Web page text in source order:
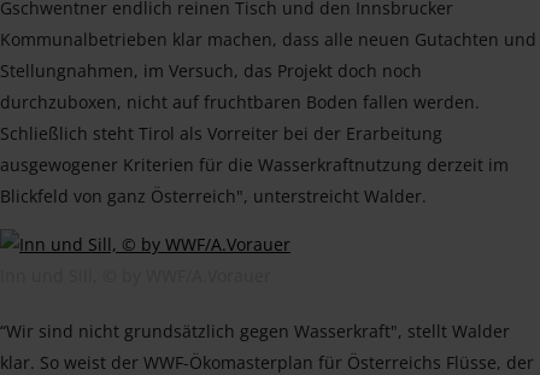
Gschwentner endlich reinen Tisch und den Innsbrucker
Kommunalbetrieben klar machen, dass alle neuen Gutachten und
Stellungnahmen, im Versuch, das Projekt doch noch
durchzuboxen, nicht auf fruchtbaren Boden fallen werden.
Schließlich steht Tirol als Vorreiter bei der Erarbeitung
ausgewogener Kriterien für die Wasserkraftnutzung derzeit im
Blickfeld von ganz Österreich", unterstreicht Walder.
“Wir sind nicht grundsätzlich gegen Wasserkraft", stellt Walder
klar. So weist der WWF-Ökomasterplan für Österreichs Flüsse, der